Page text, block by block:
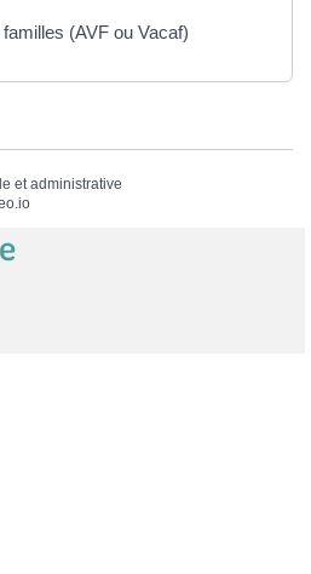
(AVF ou Vacaf)
et administrative